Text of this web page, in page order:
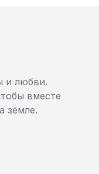
и любви.
вместе
земле.